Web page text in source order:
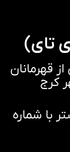
تای)
قهرمانان
کرج
با شماره